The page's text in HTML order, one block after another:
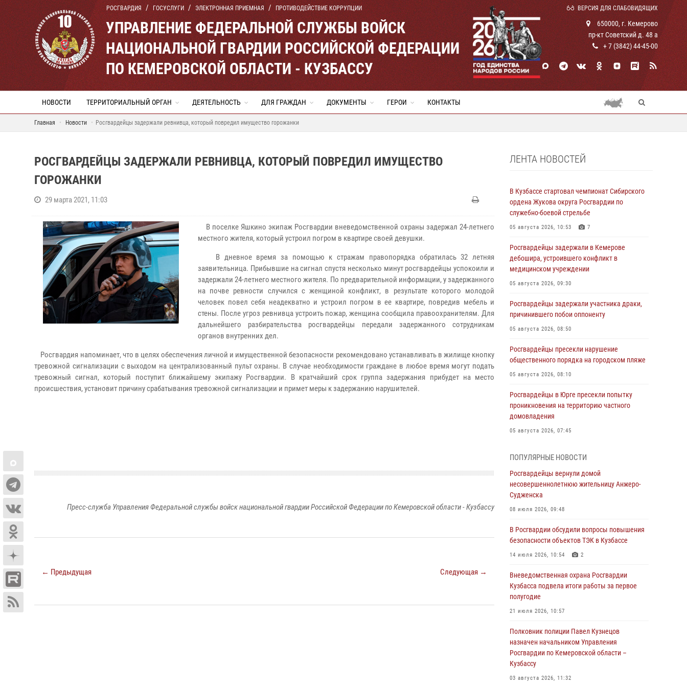
РОСГВАРДИЯ ГОСУСЛУГИ ЭЛЕКТРОННАЯ ПРИЕМНАЯ ПРОТИВОДЕЙСТВИЕ КОРРУПЦИИ ВЕРСИЯ ДЛЯ СЛАБОВИДЯЩИХ
УПРАВЛЕНИЕ ФЕДЕРАЛЬНОЙ СЛУЖБЫ ВОЙСК
НАЦИОНАЛЬНОЙ ГВАРДИИ РОССИЙСКОЙ ФЕДЕРАЦИИ
ПО КЕМЕРОВСКОЙ ОБЛАСТИ - КУЗБАССУ
650000, г. Кемерово
пр-кт Советский д. 48 а
+ 7 (3842) 44-45-00
НОВОСТИ ТЕРРИТОРИАЛЬНЫЙ ОРГАН ДЕЯТЕЛЬНОСТЬ ДЛЯ ГРАЖДАН ДОКУМЕНТЫ ГЕРОИ КОНТАКТЫ
Главная Новости Росгвардейцы задержали ревнивца, который повредил имущество горожанки
РОСГВАРДЕЙЦЫ ЗАДЕРЖАЛИ РЕВНИВЦА, КОТОРЫЙ ПОВРЕДИЛ ИМУЩЕСТВО
ГОРОЖАНКИ
29 марта 2021, 11:03
В поселке Яшкино экипаж Росгвардии вневедомственной охраны задержал 24-летнего
местного жителя, который устроил погром в квартире своей девушки.
В дневное время за помощью к стражам правопорядка обратилась 32 летняя
заявительница. Прибывшие на сигнал спустя несколько минут росгвардейцы успокоили и
задержали 24-летнего местного жителя. По предварительной информации, у задержанного
на почве ревности случился с женщиной конфликт, в результате которого молодой
человек повел себя неадекватно и устроил погром в ее квартире, повредив мебель и
стены. После угроз ревнивца устроить пожар, женщина сообщила правоохранителям. Для
дальнейшего разбирательства росгвардейцы передали задержанного сотрудникам
органов внутренних дел.
Росгвардия напоминает, что в целях обеспечения личной и имущественной безопасности рекомендовано устанавливать в жилище кнопку
тревожной сигнализации с выходом на централизованный пульт охраны. В случае необходимости граждане в любое время могут подать
тревожный сигнал, который поступит ближайшему экипажу Росгвардии. В кратчайший срок группа задержания прибудет на место
происшествия, установит причину срабатывания тревожной сигнализации и примет меры к задержанию нарушителей.
Пресс-служба Управления Федеральной службы войск национальной гвардии Российской Федерации по Кемеровской области - Кузбассу
← Предыдущая Следующая →
ЛЕНТА НОВОСТЕЙ
В Кузбассе стартовал чемпионат Сибирского
ордена Жукова округа Росгвардии по
служебно-боевой стрельбе
05 августа 2026, 10:53 7
Росгвардейцы задержали в Кемерове
дебошира, устроившего конфликт в
медицинском учреждении
05 августа 2026, 09:30
Росгвардейцы задержали участника драки,
причинившего побои оппоненту
05 августа 2026, 08:50
Росгвардейцы пресекли нарушение
общественного порядка на городском пляже
05 августа 2026, 08:10
Росгвардейцы в Юрге пресекли попытку
проникновения на территорию частного
домовладения
05 августа 2026, 07:45
бронзу чемпионата России по парашютно-
атлетическому многоборью
04 августа 2026, 10:48 2
Кузбассовцы высоко оценили качество
подразделениями ЛРР Росгвардии
04 августа 2026, 09:42
юных путешественников из Новокузнецка
04 августа 2026, 08:42
Росгвардейцы задержали нарушителя
кемеровской гостинице
04 августа 2026, 07:41
Кемеровские росгвардейцы пресекли
попытку хищения товара путем подмены
ПОПУЛЯРНЫЕ НОВОСТИ
Росгвардейцы вернули домой
несовершеннолетнюю жительницу Анжеро-
Судженска
08 июля 2026, 09:48
В Росгвардии обсудили вопросы повышения
безопасности объектов ТЭК в Кузбассе
14 июля 2026, 10:54 2
Вневедомственная охрана Росгвардии
Кузбасса подвела итоги работы за первое
полугодие
21 июля 2026, 10:57
Полковник полиции Павел Кузнецов
назначен начальником Управления
Росгвардии по Кемеровской области –
Кузбассу
03 августа 2026, 11:32